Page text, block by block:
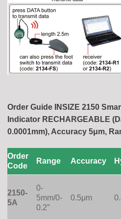
Order Guide INSIZE 2150
Indicator RECHARGEABLE
0.0001mm), Accuracy 5μm,
Order
Code
Range Accuracy
2150-
5A
0-
5mm/0-
0.2″
0.5μm